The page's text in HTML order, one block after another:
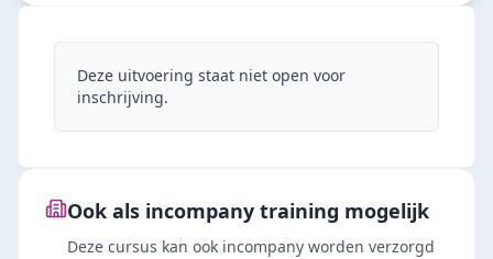
Deze uitvoering staat niet open voor
inschrijving.
Ook als incompany training mogelijk
Deze cursus kan ook incompany worden verzorgd